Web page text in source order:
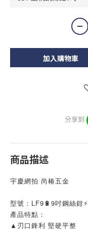
加入購物車
分享到
商品描述
宇慶網拍 尚椿五金
型號：LF9🔋9吋鋼絲鉗⚡
產品特點：
▲刃口鋒利 堅硬平整